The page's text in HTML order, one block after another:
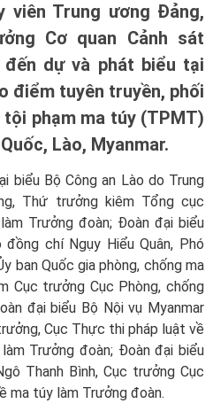
viên Trung ương Đảng,
Cơ quan Cảnh sát
dự và phát biểu tại
điểm tuyên truyền, phối
phạm ma túy (TPMT)
Lào, Myanmar.
biểu Bộ Công an Lào do Trung
Thứ trưởng kiêm Tổng cục
Trưởng đoàn; Đoàn đại biểu
chí Ngụy Hiểu Quân, Phó
ban Quốc gia phòng, chống ma
Cục trưởng Cục Phòng, chống
đại biểu Bộ Nội vụ Myanmar
Cục Thực thi pháp luật về
Trưởng đoàn; Đoàn đại biểu
Thanh Bình, Cục trưởng Cục
ma túy làm Trưởng đoàn.